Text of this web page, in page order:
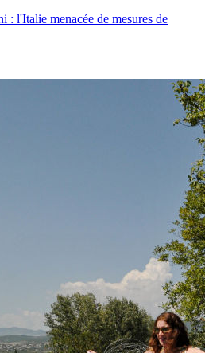
: l'Italie menacée de mesures de